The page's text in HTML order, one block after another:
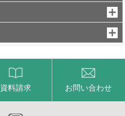
資料請求 お問い合わせ